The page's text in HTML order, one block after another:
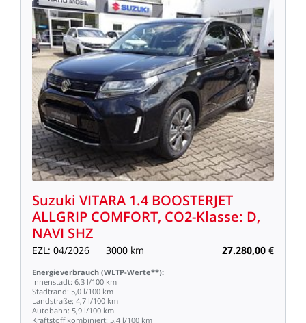
Suzuki VITARA 1.4 BOOSTERJET
ALLGRIP COMFORT, CO2-Klasse: D,
NAVI SHZ
EZL: 04/2026 3000 km 27.280,00 €
Energieverbrauch (WLTP-Werte**):
Innenstadt: 6,3 l/100 km
Stadtrand: 5,0 l/100 km
Landstraße: 4,7 l/100 km
Autobahn: 5,9 l/100 km
Kraftstoff kombiniert: 5,4 l/100 km